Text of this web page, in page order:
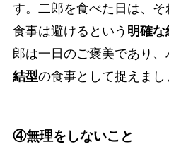
す。二郎を食べた日は、
食事は避けるという 明確な
郎は一日のご褒美であり
結型の食事として捉えまし
④無理をしないこと